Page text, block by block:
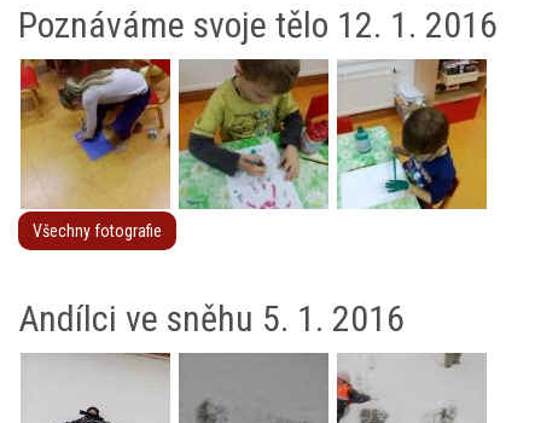
Poznáváme svoje tělo 12. 1. 2016
Všechny fotografie
Andílci ve sněhu 5. 1. 2016